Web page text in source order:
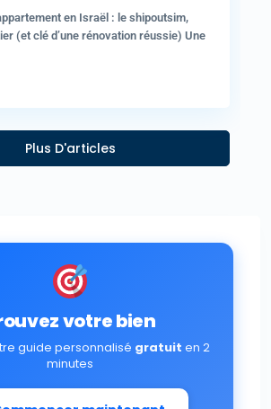
en Israël : le shipoutsim,
(et clé d’une rénovation réussie) Une
Plus D'articles
votre bien
guide personnalisé gratuit en 2
minutes